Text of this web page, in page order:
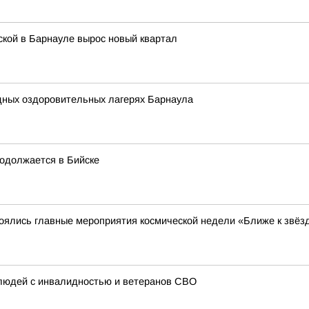
в Барнауле вырос новый квартал
оздоровительных лагерях Барнаула
в Бийске
главные мероприятия космической недели «Ближе к
с инвалидностью и ветеранов СВО